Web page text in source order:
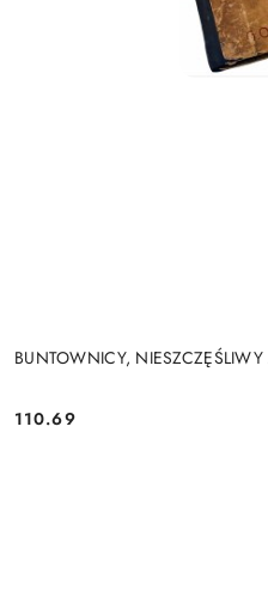
BUNTOWNICY,
Cena:
110.69